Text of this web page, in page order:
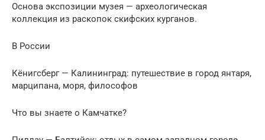
Основа экспозиции музея — археологическая
коллекция из раскопок скифских курганов.
В России
Кёнигсберг — Калининград: путешествие в город янтаря,
марципана, моря, философов
Что вы знаете о Камчатке?